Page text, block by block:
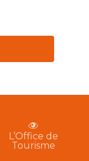
L’Office de
Tourisme